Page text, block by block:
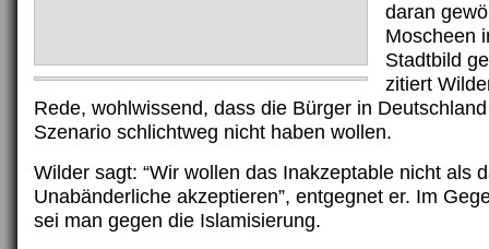
daran
Moscheen
Stadtbild
zitiert
Rede, wohlwissend, dass die Bürger in
Szenario schlichtweg nicht haben wollen.
Wilder sagt: “Wir wollen das Inakzeptable nicht als
Unabänderliche akzeptieren”, entgegnet er. Im
sei man gegen die Islamisierung.